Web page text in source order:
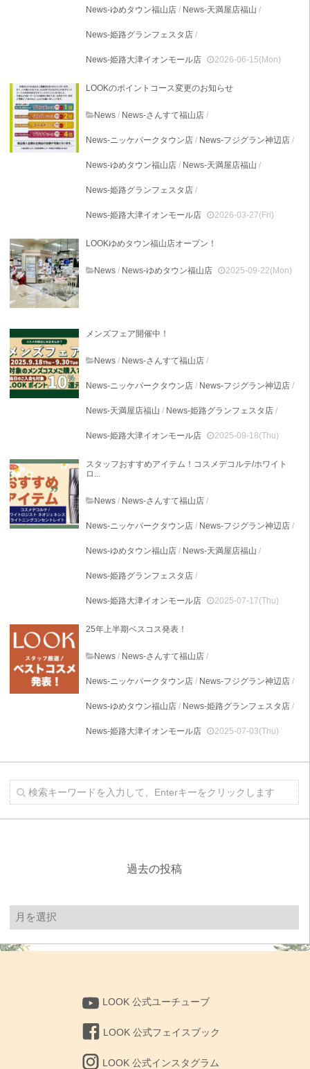
News-ゆめタウン福山店 / News-天満屋店福山 /
News-姫路グランフェスタ店 /
News-姫路大津イオンモール店 2026-06-15(Mon)
LOOKのポイントコース変更のお知らせ
News / News-さんすて福山店 /
News-ニッケパークタウン店 / News-フジグラン神辺店 /
News-ゆめタウン福山店 / News-天満屋店福山 /
News-姫路グランフェスタ店 /
News-姫路大津イオンモール店 2026-03-27(Fri)
LOOKゆめタウン福山店オープン！
News / News-ゆめタウン福山店 2025-09-22(Mon)
メンズフェア開催中！
News / News-さんすて福山店 /
News-ニッケパークタウン店 / News-フジグラン神辺店 /
News-天満屋店福山 / News-姫路グランフェスタ店 /
News-姫路大津イオンモール店 2025-09-18(Thu)
スタッフおすすめアイテム！コスメデコルテ/ホワイト
ロ...
News / News-さんすて福山店 /
News-ニッケパークタウン店 / News-フジグラン神辺店 /
News-ゆめタウン福山店 / News-天満屋店福山 /
News-姫路グランフェスタ店 /
News-姫路大津イオンモール店 2025-07-17(Thu)
25年上半期ベスコス発表！
News / News-さんすて福山店 /
News-ニッケパークタウン店 / News-フジグラン神辺店 /
News-ゆめタウン福山店 / News-姫路グランフェスタ店 /
News-姫路大津イオンモール店 2025-07-03(Thu)
過去の投稿
去
投
LOOK 公式ユーチューブ
LOOK 公式フェイスブック
LOOK 公式インスタグラム